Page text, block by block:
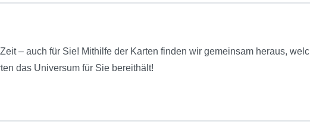
– auch für Sie! Mithilfe der Karten finden wir gemeinsam heraus,
das Universum für Sie bereithält!